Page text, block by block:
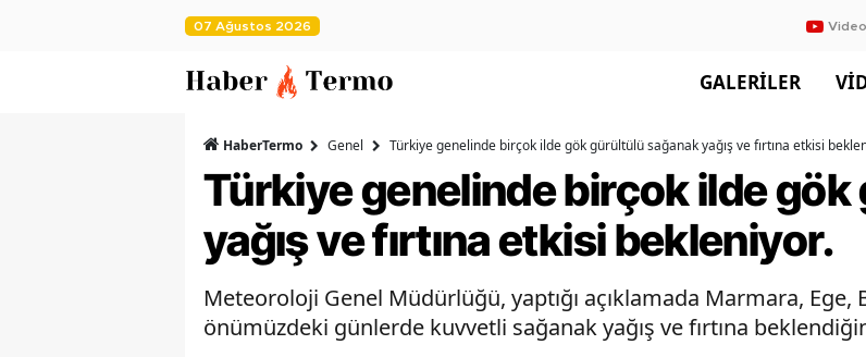
07 Ağustos 2026
GALERİLER
HaberTermo Genel Türkiye genelinde birçok ilde gök gürültülü sağanak yağış ve fırtına etkisi
Türkiye genelinde birçok ilde
yağış ve fırtına etkisi bekleniyor.
Meteoroloji Genel Müdürlüğü, yaptığı açıklamada Marmara,
önümüzdeki günlerde kuvvetli sağanak yağış ve fırtına